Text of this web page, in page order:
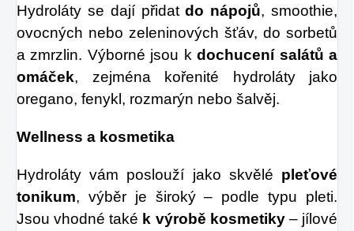
Hydroláty se dají přidatdo nápojů, smoothie,
ovocných nebo zeleninových šťáv, do sorbetů
a zmrzlin. Výborné jsou kdochucení salátů a
omáček, zejména kořenité hydroláty jako
oregano, fenykl, rozmarýn nebo šalvěj.
Wellness a kosmetika
Hydroláty vám poslouží jako skvělé pleťové
tonikum, výběr je široký – podle typu pleti.
Jsou vhodné také k výrobě kosmetiky– jílové